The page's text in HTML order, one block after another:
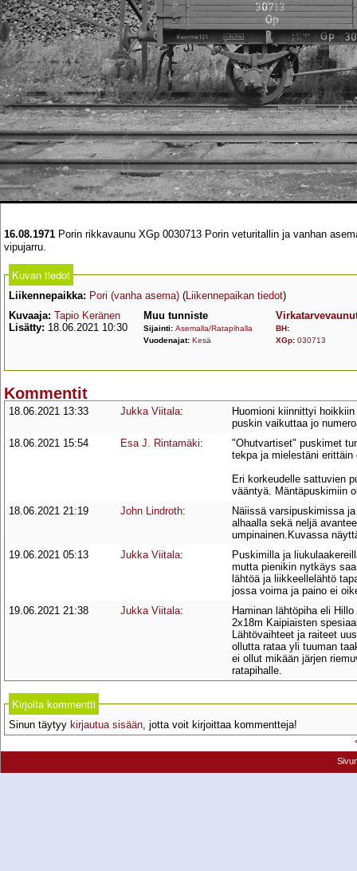
16.08.1971 Porin rikkavaunu XGp 0030713 Porin veturitallin ja vanhan
vipujarru.
Kuvan tiedot
Liikennepaikka: Pori (vanha asema) (Liikennepaikan tiedot)
Kuvaaja: Tapio Keränen
Lisätty: 18.06.2021 10:30
Muu tunniste
Sijainti: Asemalla/Ratapihalla
Vuodenajat: Kesä
BH:
XGp: 030713
Kommentit
18.06.2021 13:33 Jukka Viitala:
Huomioni kiinnittyi
puskin vaikuttaa jo
18.06.2021 15:54
Esa J. Rintamäki:
"Ohutvartiset" puskimet
tekpa ja mielestäni
Eri korkeudelle sattuvien
vääntyä. Mäntäpuskimiin
18.06.2021 21:19
John Lindroth:
Näiissä varsipuskimissa
alhaalla sekä neljä
umpinainen.Kuvassa
19.06.2021 05:13
Jukka Viitala:
Puskimilla ja
mutta pienikin nytkäys
lähtöä ja liikkeellelähtö
jossa voima ja paino ei
19.06.2021 21:38
Jukka Viitala:
Haminan lähtöpiha eli
2x18m Kaipiaisten
Lähtövaihteet ja raiteet
ollutta rataa yli tuuman
ei ollut mikään järjen
ratapihalle.
Kirjoita kommentti
Sinun täytyy kirjautua sisään , jotta voit kirjoittaa kommentteja!